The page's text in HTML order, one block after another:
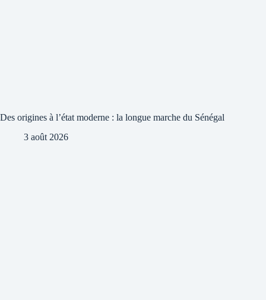
Des origines à l’état moderne : la longue marche du Sénégal
3 août 2026